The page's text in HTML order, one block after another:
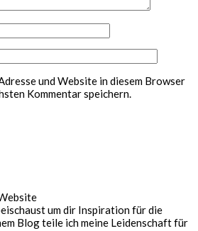
und Website in diesem Browser
Kommentar speichern.
um dir Inspiration für die
Blog teile ich meine Leidenschaft für